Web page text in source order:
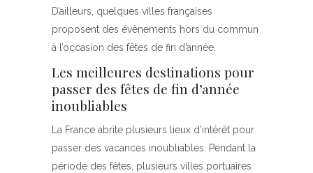
D’ailleurs, quelques villes françaises
proposent des évènements hors du commun
à l’occasion des fêtes de fin d’année.
Les meilleures destinations pour
passer des fêtes de fin d’année
inoubliables
La France abrite plusieurs lieux d’intérêt pour
passer des vacances inoubliables. Pendant la
période des fêtes, plusieurs villes portuaires